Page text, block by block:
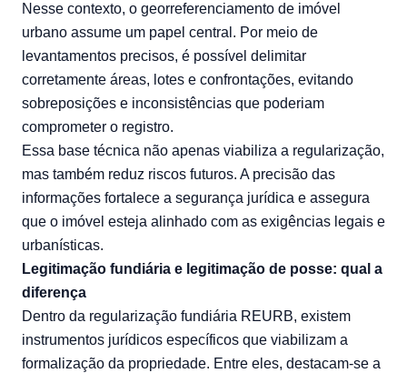
Nesse contexto, o georreferenciamento de imóvel
urbano assume um papel central. Por meio de
levantamentos precisos, é possível delimitar
corretamente áreas, lotes e confrontações, evitando
sobreposições e inconsistências que poderiam
comprometer o registro.
Essa base técnica não apenas viabiliza a regularização,
mas também reduz riscos futuros. A precisão das
informações fortalece a segurança jurídica e assegura
que o imóvel esteja alinhado com as exigências legais e
urbanísticas.
Legitimação fundiária e legitimação de posse: qual a
diferença
Dentro da regularização fundiária REURB, existem
instrumentos jurídicos específicos que viabilizam a
formalização da propriedade. Entre eles, destacam-se a